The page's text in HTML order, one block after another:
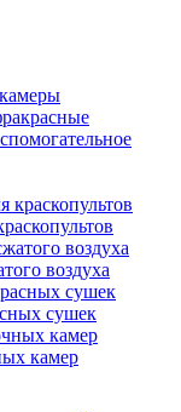
воздуха
сушек
камер